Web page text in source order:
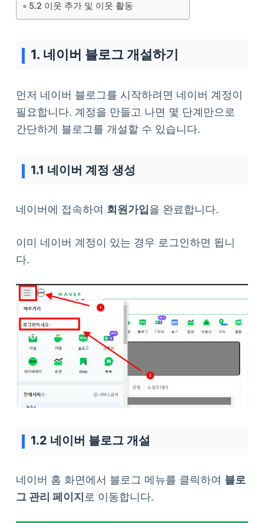
5.2 이웃 추가 및 이웃 활동
1. 네이버 블로그 개설하기
먼저 네이버 블로그를 시작하려면 네이버 계정이
필요합니다. 계정을 만들고 나면 몇 단계만으로
간단하게 블로그를 개설할 수 있습니다.
1.1 네이버 계정 생성
네이버에 접속하여 회원가입을 완료합니다.
이미 네이버 계정이 있는 경우 로그인하면 됩니
다.
1.2 네이버 블로그 개설
네이버 홈 화면에서 블로그 메뉴를 클릭하여 블로
그 관리 페이지 로 이동합니다.